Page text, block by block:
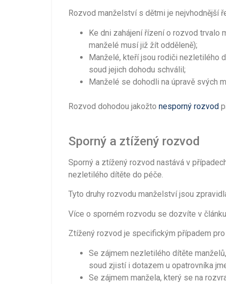
Rozvod manželství s dětmi je nejvhodnější
Ke dni zahájení řízení o rozvod trvalo
manželé musí již žít odděleně);
Manželé, kteří jsou rodiči nezletilého
soud jejich dohodu schválil;
Manželé se dohodli na úpravě svých
Rozvod dohodou jakožto nesporný rozvod
Sporný a ztížený rozvod
Sporný a ztížený rozvod nastává v
nezletilého dítěte do péče.
Tyto druhy rozvodu manželství jsou
Více o sporném rozvodu se dozvíte v
Ztížený rozvod je specifickým případem
Se zájmem nezletilého dítěte
soud zjistí i dotazem u opatrovníka
Se zájmem manžela, který se na